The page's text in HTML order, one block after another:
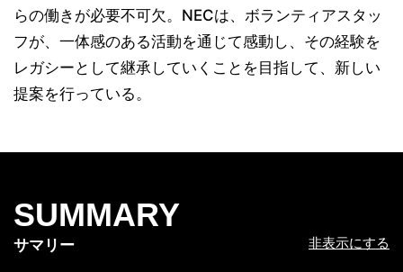
らの働きが必要不可欠。NECは、ボランティアスタッ
フが、一体感のある活動を通じて感動し、その経験を
レガシーとして継承していくことを目指して、新しい
提案を行っている。
SUMMARY
サマリー 非表示にする